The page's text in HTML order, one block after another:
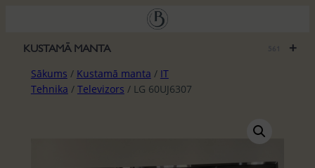
saturu
+
KUSTAMĀ MANTA
Sākums / Kustamā manta / IT
Tehnika / Televizors / LG 60UJ6307